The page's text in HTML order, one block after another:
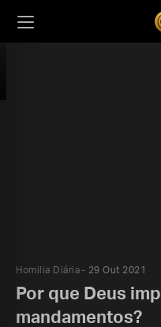
Homilia Diária 29 Out 2021
Por que Deus
mandamentos?